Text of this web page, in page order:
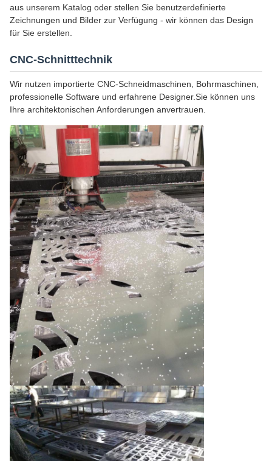
aus unserem Katalog oder stellen Sie benutzerdefinierte
Zeichnungen und Bilder zur Verfügung - wir können das Design
für Sie erstellen.
CNC-Schnitttechnik
Wir nutzen importierte CNC-Schneidmaschinen, Bohrmaschinen,
professionelle Software und erfahrene Designer.Sie können uns
Ihre architektonischen Anforderungen anvertrauen.